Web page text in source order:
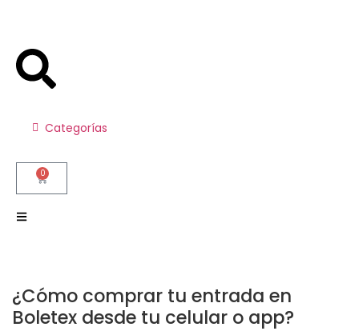
Categorías
0
¿Cómo comprar tu entrada en
Boletex desde tu celular o app?